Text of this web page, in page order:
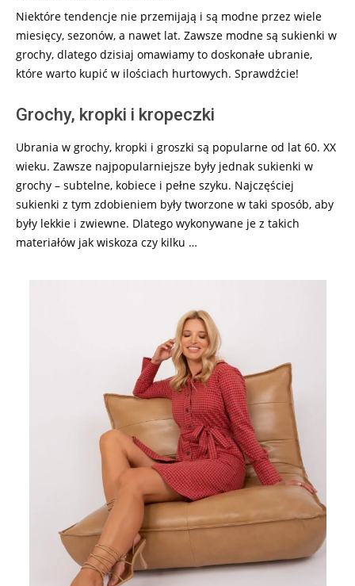
Niektóre tendencje nie przemijają i są modne przez wiele
miesięcy, sezonów, a nawet lat. Zawsze modne są sukienki w
grochy, dlatego dzisiaj omawiamy to doskonałe ubranie,
które warto kupić w ilościach hurtowych. Sprawdźcie!
Grochy, kropki i kropeczki
Ubrania w grochy, kropki i groszki są popularne od lat 60. XX
wieku. Zawsze najpopularniejsze były jednak sukienki w
grochy – subtelne, kobiece i pełne szyku. Najczęściej
sukienki z tym zdobieniem były tworzone w taki sposób, aby
były lekkie i zwiewne. Dlatego wykonywane je z takich
materiałów jak wiskoza czy kilku …